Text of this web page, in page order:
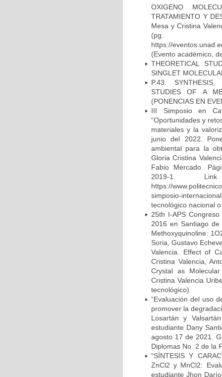
OXIGENO
TRATAMIENTO Y
Mesa y Cristina
https://
(Evento académico,
THEORETICAL
SINGLET
P.43. SYNTHESIS,
STUDIES OF A
(PONENCIAS EN
III Simposio en
“Oportunidades y
materiales y la
junio del 2022.
ambiental para la
Gloria Cristina
Fabio Mercado.
2019-1.
https://
simposio-
tecnológico nacional
25th I-APS
2016 en Santiago de
Methoxyquinoline:
Soria, Gustavo
Valencia. Effect of
Cristina Valencia,
Crystal as
Cristina Valencia
tecnológico)
“Evaluación del uso
promover la
Losartán y
estudiante Dany
agosto 17 de 2021.
Diplomas No. 2 de la
“SÍNTESIS Y
ZnCl2 y MnCl2:
estudiante Jhon